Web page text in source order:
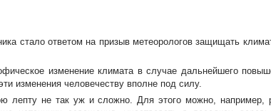
стало ответом на призыв метеорологов защищать
изменение климата в случае дальнейшего
изменения человечеству вполне под силу.
лепту не так уж и сложно. Для этого можно, например,